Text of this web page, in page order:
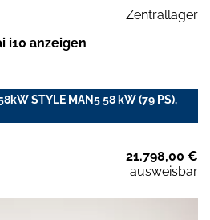
Zentrallager
i10 anzeigen
STYLE MAN5 58 kW (79 PS),
21.798,00 €
ausweisbar